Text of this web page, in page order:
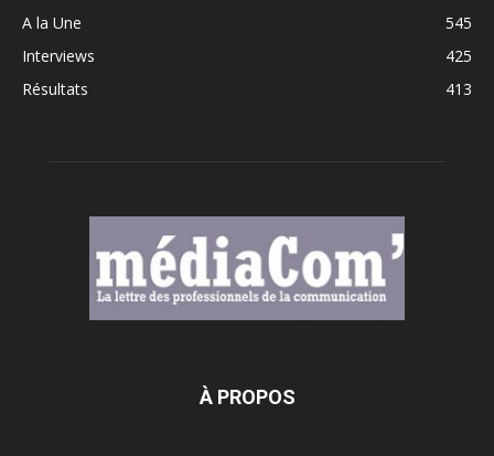
A la Une
545
Interviews
425
Résultats
413
À PROPOS